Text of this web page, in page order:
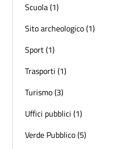
Scuola (1)
Sito archeologico (1)
Sport (1)
Trasporti (1)
Turismo (3)
Uffici pubblici (1)
Verde Pubblico (5)